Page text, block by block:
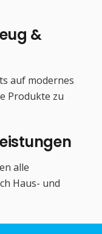
&
auf modernes
Produkte zu
alle
Haus- und